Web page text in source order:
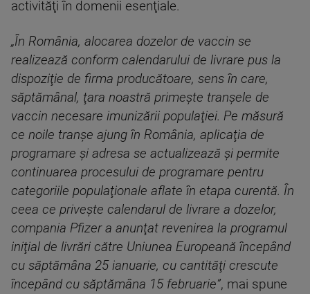
activităţi în domenii esenţiale.
„În România, alocarea dozelor de vaccin se
realizează conform calendarului de livrare pus la
dispoziţie de firma producătoare, sens în care,
săptămânal, ţara noastră primeşte tranşele de
vaccin necesare imunizării populaţiei. Pe măsură
ce noile tranşe ajung în România, aplicaţia de
programare şi adresa se actualizează şi permite
continuarea procesului de programare pentru
categoriile populaţionale aflate în etapa curentă. În
ceea ce priveşte calendarul de livrare a dozelor,
compania Pfizer a anunţat revenirea la programul
iniţial de livrări către Uniunea Europeană începând
cu săptămâna 25 ianuarie, cu cantităţi crescute
începând cu săptămâna 15 februarie”, mai spune